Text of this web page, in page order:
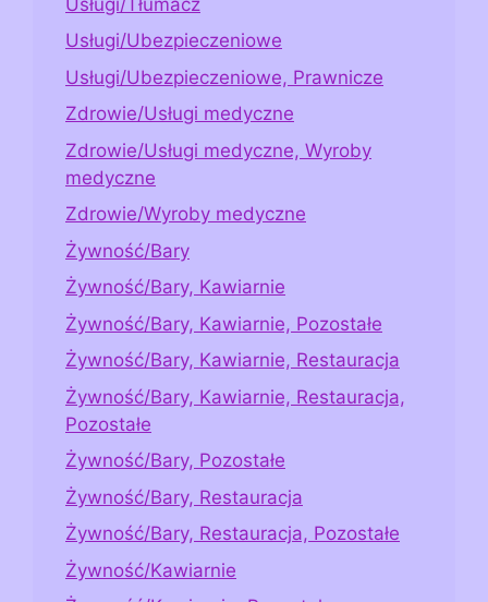
Usługi/Ubezpieczeniowe
Usługi/Ubezpieczeniowe, Prawnicze
Zdrowie/Usługi medyczne
Zdrowie/Usługi medyczne, Wyroby
medyczne
Zdrowie/Wyroby medyczne
Żywność/Bary
Żywność/Bary, Kawiarnie
Żywność/Bary, Kawiarnie, Pozostałe
Żywność/Bary, Kawiarnie, Restauracja
Żywność/Bary, Kawiarnie, Restauracja,
Pozostałe
Żywność/Bary, Pozostałe
Żywność/Bary, Restauracja
Żywność/Bary, Restauracja, Pozostałe
Żywność/Kawiarnie